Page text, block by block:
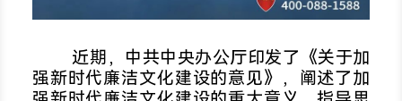
近期，中共中央办公厅印发了《关于加
强新时代廉洁文化建设的意见》，阐述了加